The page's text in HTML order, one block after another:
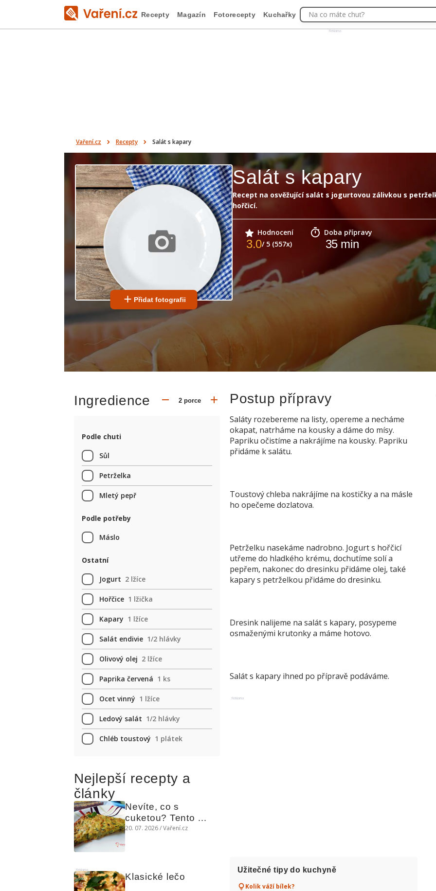
Reklama
Recepty Magazín Fotorecepty Kuchařky Na co máte chuť?
Vaření.cz Recepty Salát s kapary
Přidat fotografii
Salát s kapary
Recept na osvěžující salát s jogurtovou zálivkou s
hořčicí.
Hodnocení
3.0/ 5 (557x)
Doba přípravy
35min
Ingredience
Podle chuti
Sůl
Petrželka
Mletý pepř
Podle potřeby
Máslo
Ostatní
Jogurt 2 lžíce
Hořčice 1 lžička
Kapary 1 lžíce
Salát endivie 1/2 hlávky
Olivový olej 2 lžíce
Paprika červená 1 ks
Ocet vinný 1 lžíce
Ledový salát 1/2 hlávky
Chléb toustový 1 plátek
Nejlepší recepty a
články
Nevíte, co s
cuketou? Tento
levný slaný koláč
20. 07. 2026 / Vaření.cz
Reklama
Klasické lečo
Postup přípravy
Saláty rozebereme na listy, opereme a necháme
okapat, natrháme na kousky a dáme do mísy.
Papriku očistíme a nakrájíme na kousky. Papriku
přidáme k salátu.
Toustový chleba nakrájíme na kostičky a na másle
ho opečeme dozlatova.
Petrželku nasekáme nadrobno. Jogurt s hořčicí
utřeme do hladkého krému, dochutíme solí a
pepřem, nakonec do dresinku přidáme olej, také
kapary s petrželkou přidáme do dresinku.
Dresink nalijeme na salát s kapary, posypeme
osmaženými krutonky a máme hotovo.
Salát s kapary ihned po přípravě podáváme.
Reklama
Užitečné tipy do kuchyně
Kolik váží bílek?